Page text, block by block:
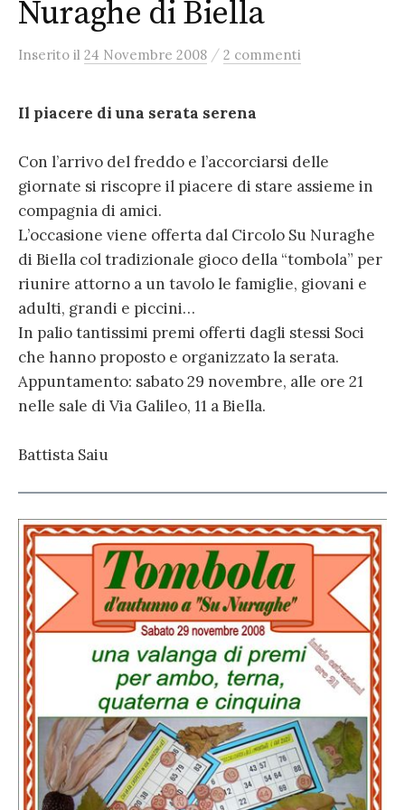
Nuraghe di Biella
Inserito il 24 Novembre 2008 / 2 commenti
Il piacere di una serata serena
Con l’arrivo del freddo e l’accorciarsi delle
giornate si riscopre il piacere di stare assieme in
compagnia di amici.
L’occasione viene offerta dal Circolo Su Nuraghe
di Biella col tradizionale gioco della “tombola” per
riunire attorno a un tavolo le famiglie, giovani e
adulti, grandi e piccini…
In palio tantissimi premi offerti dagli stessi Soci
che hanno proposto e organizzato la serata.
Appuntamento: sabato 29 novembre, alle ore 21
nelle sale di Via Galileo, 11 a Biella.
Battista Saiu